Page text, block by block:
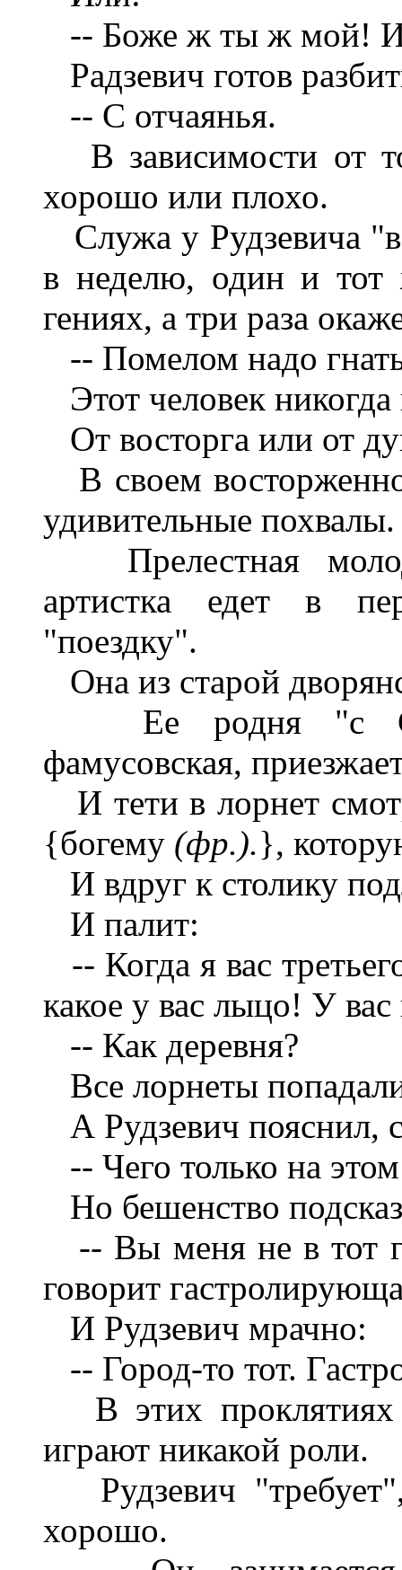
-- Боже ж ты ж мой! И
Радзевич готов
-- С отчаянья.
В зависимости от
хорошо или плохо.
Служа у Рудзевича "в
в неделю, один и тот
гениях, а три раза
-- Помелом надо
Этот человек
От восторга или от
В своем
удивительные похвалы.
Прелестная
артистка едет в
"поездку".
Она из старой
Ее родня "с
фамусовская,
И тети в лорнет
{богему (фр.).},
И вдруг к столику
И палит:
-- Когда я вас
какое у вас лыцо! У
-- Как деревня?
Все лорнеты
А Рудзевич пояснил,
-- Чего только на
Но бешенство
-- Вы меня не в тот
говорит
И Рудзевич мрачно:
-- Город-то тот.
В этих проклятиях
играют никакой роли.
Рудзевич
хорошо.